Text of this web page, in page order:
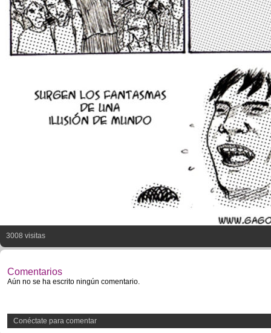
3008 visitas
Comentarios
Aún no se ha escrito ningún comentario.
Conéctate para comentar